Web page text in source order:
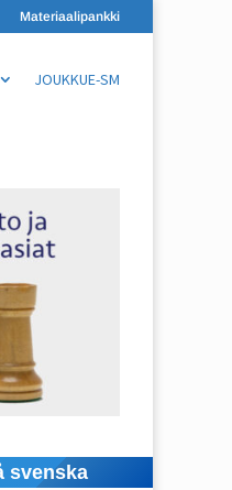
Materiaalipankki
JOUKKUE-SM
svenska